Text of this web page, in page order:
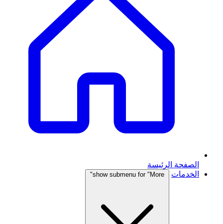
الصفحة الرئيسة
الخدمات
show submenu for "More"